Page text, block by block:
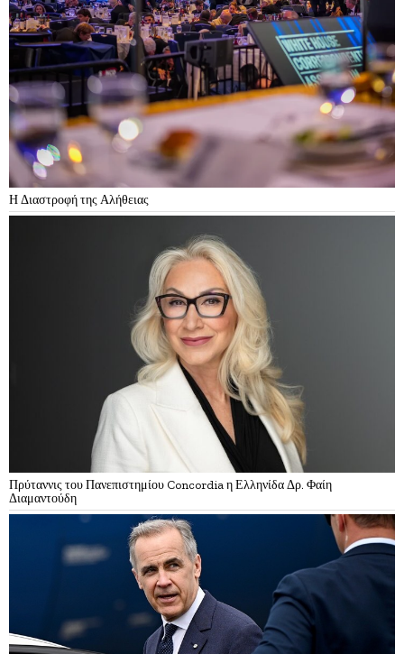
Η Διαστροφή της Αλήθειας
Πρύταννις του Πανεπιστημίου Concordia η Ελληνίδα Δρ. Φαίη
Διαμαντούδη